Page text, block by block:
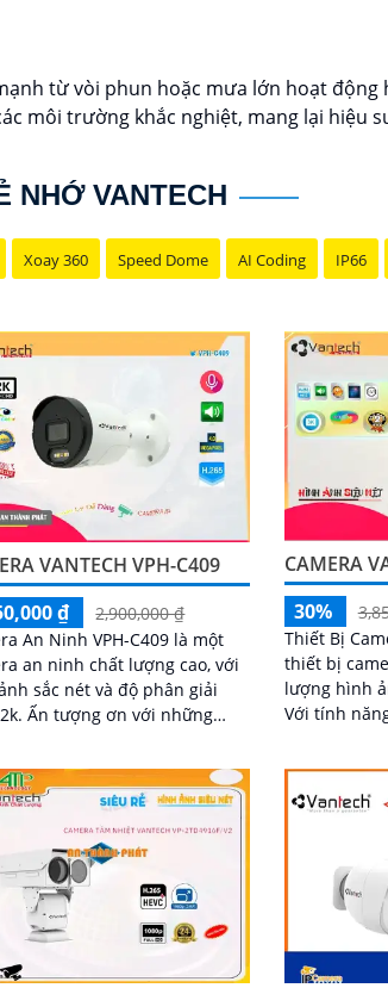
từ vòi phun hoặc mưa lớn hoạt động
môi trường khắc nghiệt, mang lại hiệu
NHỚ VANTECH
Xoay 360 Speed Dome AI Coding IP66
VANTECH VPH-C409
₫
2,900,000 ₫
An Ninh VPH-C409 là một
an ninh chất lượng cao, với
sắc nét và độ phân giải
với những
đêm nhờ...
CAMERA
30%
Thiết Bị
thiết bị
lượng hình
Với tính
môi trường